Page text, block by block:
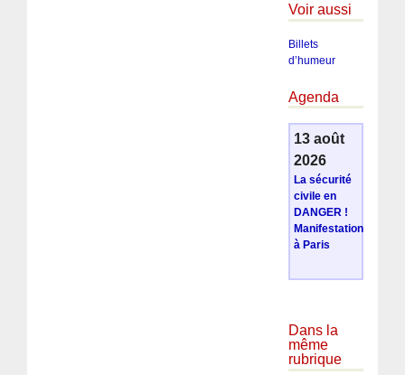
Voir aussi
Billets
d’humeur
Agenda
13 août
2026
La sécurité
civile en
DANGER !
Manifestation
à Paris
Dans la
même
rubrique